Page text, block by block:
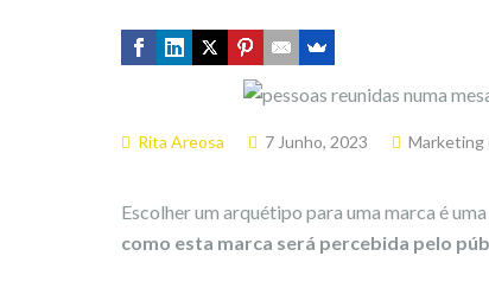
Rita Areosa 7 Junho, 2023 Marketing
Escolher um arquétipo para uma marca é
como esta marca será percebida pelo